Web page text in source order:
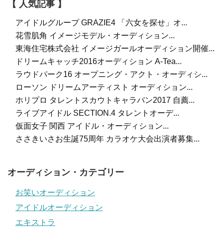
【 人気記事 】
アイドルグループ GRAZIE4 「六女を探せ」オ...
花雪肌角 イメージモデル・オーディション...
東海住宅株式会社 イメージガールオーディション開催...
ドリームキャッチ2016オーディション A-Tea...
ラウドパーク16 オープニング・アクト・オーディシ...
ローソン ドリームアーティスト オーディション...
ホリプロ タレントスカウトキャラバン2017 自薦...
ライブアイドル SECTION.4 タレントオーデ...
仮面女子 関西 アイドル・オーディション...
ささきいさお生誕75周年 カラオケ大会出演者募集...
オーディション・カテゴリー
お笑いオーディション
アイドルオーディション
エキストラ